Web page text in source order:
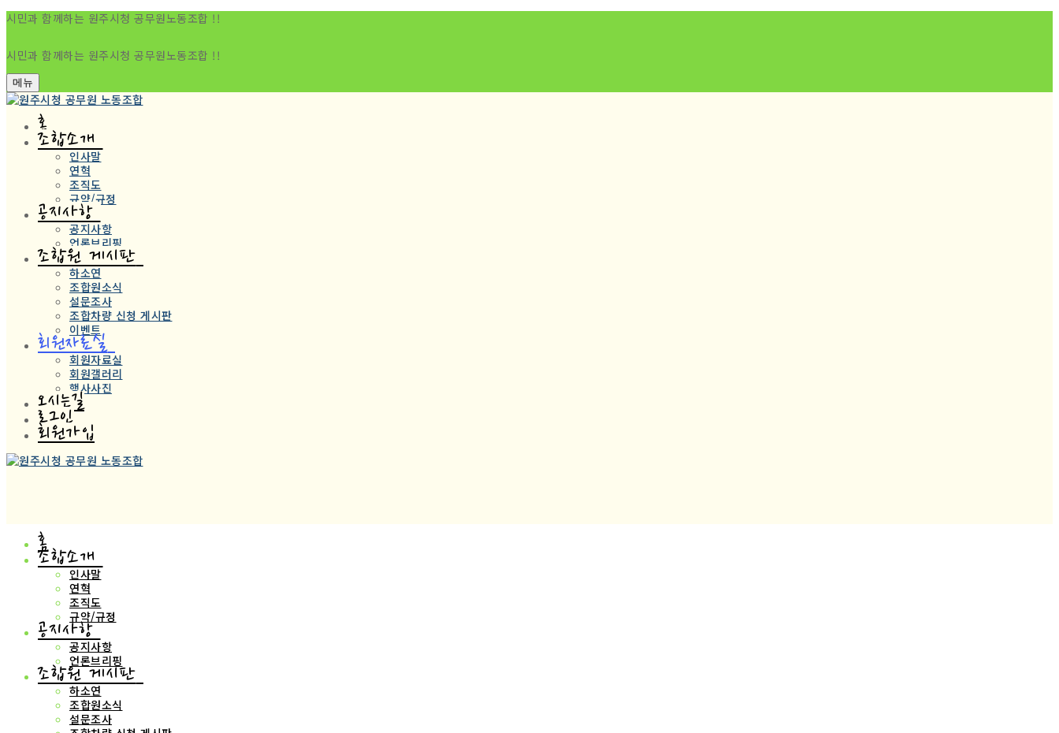
시민과 함께하는 원주시청 공무원노동조합 !!
시민과 함께하는 원주시청 공무원노동조합 !!
메뉴
홈
조합소개
인사말
연혁
조직도
규약/규정
공지사항
공지사항
언론브리핑
조합원 게시판
하소연
조합원소식
설문조사
조합차량 신청 게시판
이벤트
회원자료실
회원자료실
회원갤러리
행사사진
오시는길
로그인
회원가입
홈
조합소개
인사말
연혁
조직도
규약/규정
공지사항
공지사항
언론브리핑
조합원 게시판
하소연
조합원소식
설문조사